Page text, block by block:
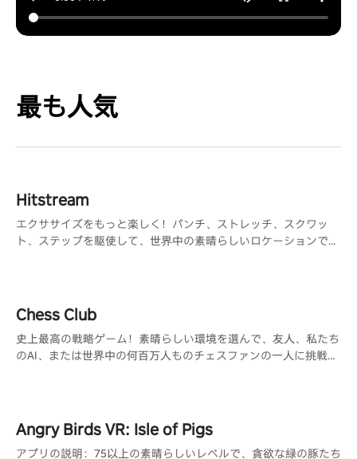
最も人気
Hitstream
エクササイズをもっと楽しく！パンチ、ストレッチ、スクワッ
ト、ステップを駆使して、世界中の素晴らしいロケーションで楽
Chess Club
史上最高の戦略ゲーム！素晴らしい環境を選んで、友人、私たち
のAI、または世界中の何百万人ものチェスファンの一人に挑戦し
Angry Birds VR: Isle of Pigs
アプリの説明：75以上の素晴らしいレベルで、貪欲な緑の豚たち